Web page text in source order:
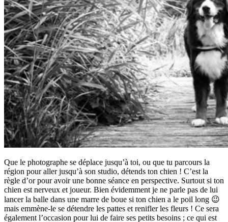
Que le photographe se déplace jusqu’à toi, ou que tu parcours la
région pour aller jusqu’à son studio, détends ton chien ! C’est la
règle d’or pour avoir une bonne séance en perspective. Surtout si ton
chien est nerveux et joueur. Bien évidemment je ne parle pas de lui
lancer la balle dans une marre de boue si ton chien a le poil long 😉
mais emmène-le se détendre les pattes et renifler les fleurs ! Ce sera
également l’occasion pour lui de faire ses petits besoins ; ce qui est